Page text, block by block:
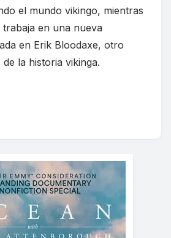
el mundo vikingo, mientras
en una nueva
en Erik Bloodaxe, otro
la historia vikinga.